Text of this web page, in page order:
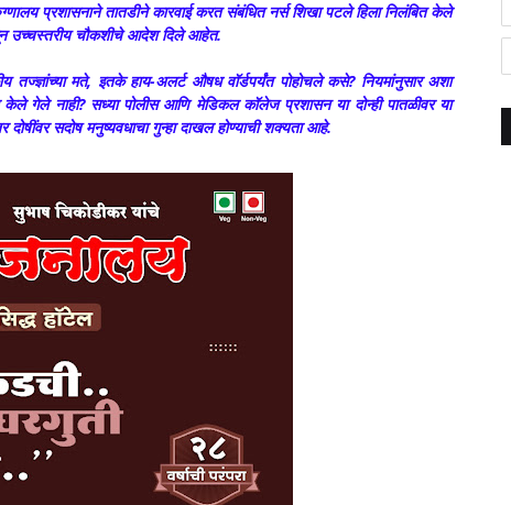
प्रशासनाने तातडीने कारवाई करत संबंधित नर्स शिखा पटले हिला निलंबित केले
उच्चस्तरीय चौकशीचे आदेश दिले आहेत.
मते, इतके हाय-अलर्ट औषध वॉर्डपर्यंत पोहोचले कसे? नियमांनुसार अशा
गेले नाही? सध्या पोलीस आणि मेडिकल कॉलेज प्रशासन या दोन्ही पातळीवर या
सदोष मनुष्यवधाचा गुन्हा दाखल होण्याची शक्यता आहे.